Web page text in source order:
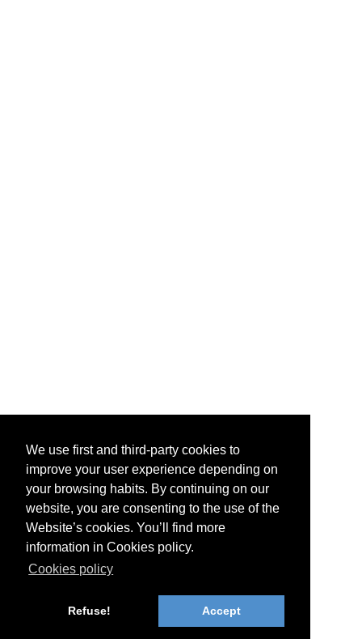
We use first and third-party cookies to
improve your user experience depending on
your browsing habits. By continuing on our
website, you are consenting to the use of the
Website’s cookies. You’ll find more
information in Cookies policy.
Cookies policy
Refuse! Accept